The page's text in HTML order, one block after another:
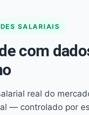
SALARIAIS
com
real do
— controlado por